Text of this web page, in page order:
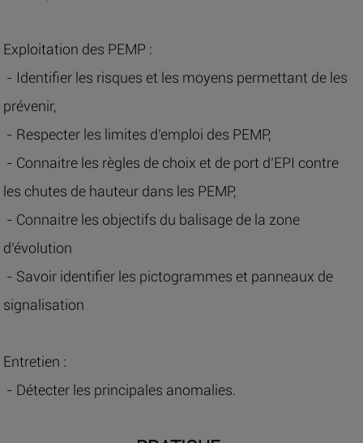
Exploitation des PEMP :
- Identifier les risques et les moyens permettant de les
prévenir,
- Respecter les limites d’emploi des PEMP,
- Connaitre les règles de choix et de port d’EPI contre
les chutes de hauteur dans les PEMP,
- Connaitre les objectifs du balisage de la zone
d’évolution
- Savoir identifier les pictogrammes et panneaux de
signalisation
Entretien :
- Détecter les principales anomalies.